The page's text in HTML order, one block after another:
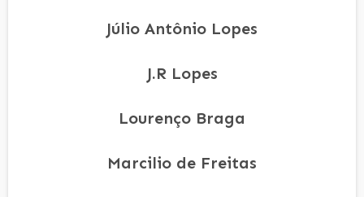
Júlio Antônio Lopes
J.R Lopes
Lourenço Braga
Marcilio de Freitas